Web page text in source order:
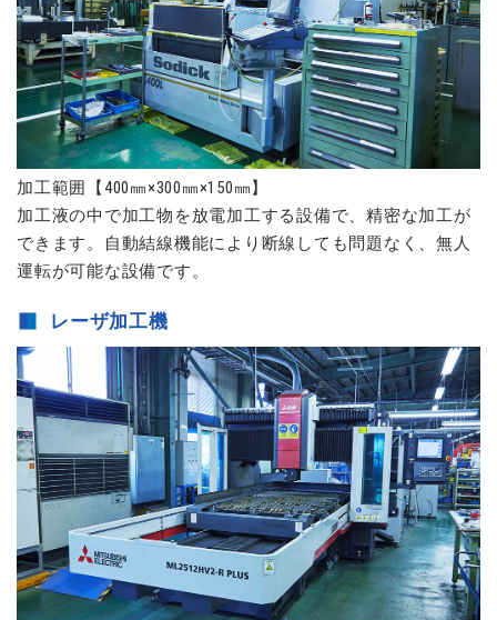
加工範囲【400㎜×300㎜×150㎜】
加工液の中で加工物を放電加工する設備で、精密な加工が
できます。自動結線機能により断線しても問題なく、無人
運転が可能な設備です。
レーザ加工機